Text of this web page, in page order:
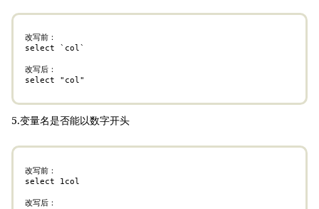
改写前：
select `col`
改写后：
select "col"
5.变量名是否能以数字开头
改写前：
select 1col
改写后：